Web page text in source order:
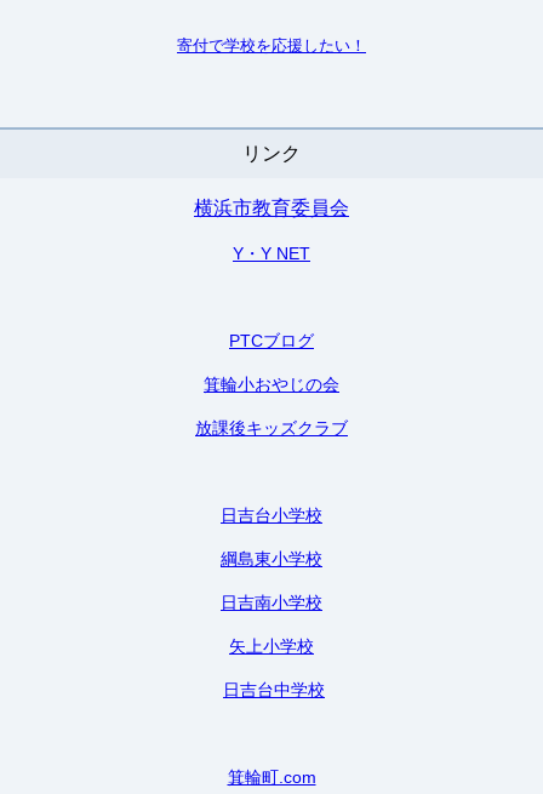
寄付で学校を応援したい！
リンク
横浜市教育委員会
Y・Y NET
PTCブログ
箕輪小おやじの会
放課後キッズクラブ
日吉台小学校
綱島東小学校
日吉南小学校
矢上小学校
日吉台中学校
箕輪町.com